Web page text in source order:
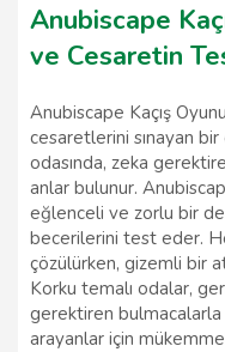
Anubiscape
ve Cesaretin
Anubiscape Kaçış
cesaretlerini sınayan
odasında, zeka
anlar bulunur.
eğlenceli ve zorlu bir
becerilerini test eder.
çözülürken, gizemli bir
Korku temalı odalar,
gerektiren
arayanlar için